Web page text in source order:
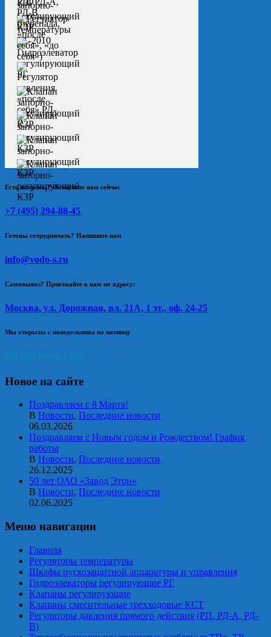
Есть вопросы? Позвоните нам сейчас
+7 (495) 294-88-45
Готовы сотрудничать? Напишите нам
info@vodo-s.ru
Самовывоз? Приезжайте к нам по адресу:
Москва, ул. Дорожная, вл. 21А, 1 эт., оф. 24-25
Мы открыты с понедельника по пятницу
Новое на сайте
Поздравляем с 8 Марта!
В Новости, Последние новости
06.03.2026
Поздравляем с Новым годом и Рождеством! График
работы
В Новости, Последние новости
26.12.2025
50 лет ОАО «Завод Этон»
В Новости, Последние новости
02.06.2025
Меню навигации
Главная
Регуляторы температуры
Шкафы пускозащитной аппаратуры и управления
Гидроэлеваторы регулирующие РГ
Клапаны регулирующие
Клапаны смесительные трехходовые КСТ
Регуляторы давления прямого действия (РП, РД-А, РД-
В)